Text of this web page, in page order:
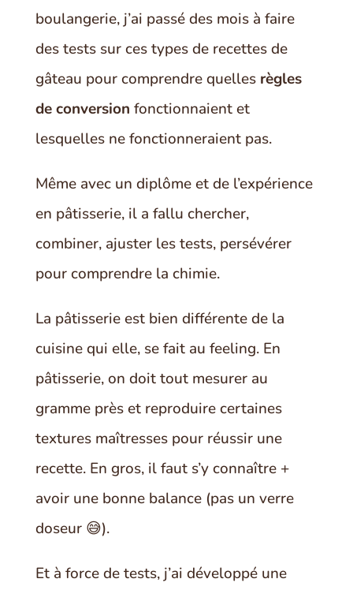
boulangerie, j’ai passé des mois à faire
des tests sur ces types de recettes de
gâteau pour comprendre quelles règles
de conversion fonctionnaient et
lesquelles ne fonctionneraient pas.
Même avec un diplôme et de l’expérience
en pâtisserie, il a fallu chercher,
combiner, ajuster les tests, persévérer
pour comprendre la chimie.
La pâtisserie est bien différente de la
cuisine qui elle, se fait au feeling. En
pâtisserie, on doit tout mesurer au
gramme près et reproduire certaines
textures maîtresses pour réussir une
recette. En gros, il faut s’y connaître +
avoir une bonne balance (pas un verre
doseur 😅).
Et à force de tests, j’ai développé une